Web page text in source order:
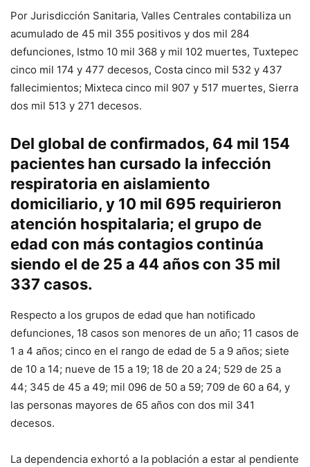
Por Jurisdicción Sanitaria, Valles Centrales contabiliza un
acumulado de 45 mil 355 positivos y dos mil 284
defunciones, Istmo 10 mil 368 y mil 102 muertes, Tuxtepec
cinco mil 174 y 477 decesos, Costa cinco mil 532 y 437
fallecimientos; Mixteca cinco mil 907 y 517 muertes, Sierra
dos mil 513 y 271 decesos.
Del global de confirmados, 64 mil 154
pacientes han cursado la infección
respiratoria en aislamiento
domiciliario, y 10 mil 695 requirieron
atención hospitalaria; el grupo de
edad con más contagios continúa
siendo el de 25 a 44 años con 35 mil
337 casos.
Respecto a los grupos de edad que han notificado
defunciones, 18 casos son menores de un año; 11 casos de
1 a 4 años; cinco en el rango de edad de 5 a 9 años; siete
de 10 a 14; nueve de 15 a 19; 18 de 20 a 24; 529 de 25 a
44; 345 de 45 a 49; mil 096 de 50 a 59; 709 de 60 a 64, y
las personas mayores de 65 años con dos mil 341
decesos.
La dependencia exhortó a la población a estar al pendiente